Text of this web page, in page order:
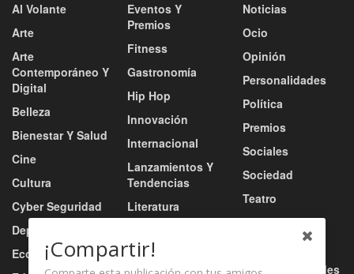
Al Volante
Arte
Arte
Contemporáneo Y
Digital
Belleza
Bienestar Y Salud
Cine
Cultura
Cyber Seguridad
Deportes
Economía
Eventos Y
Premios
Fitness
Gastronomía
Hip Hop
Innovación
Internacional
Lanzamientos Y
Tendencias
Literatura
Música
Noticias
Ocio
Opinión
Personalidades
Política
Premios
Sociales
Sociedad
Teatro
Tecnología
Tv / Radio / Redes
¡Compartir!